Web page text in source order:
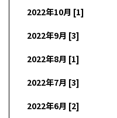
2022年10月 [1]
2022年9月 [3]
2022年8月 [1]
2022年7月 [3]
2022年6月 [2]